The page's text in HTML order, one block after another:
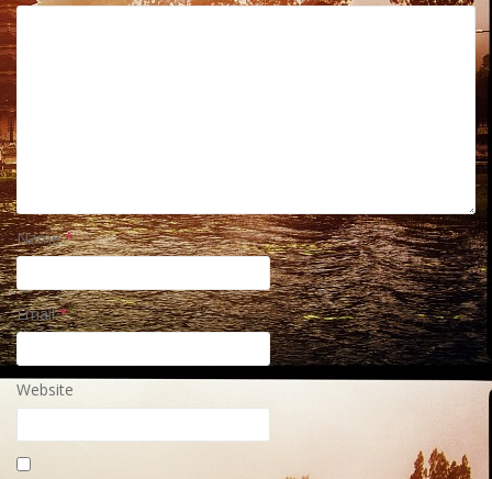
Name*
Email*
Website